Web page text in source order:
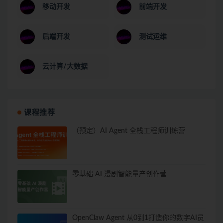
移动开发 前端开发
后端开发 测试运维
云计算/大数据
课程推荐
（预定）AI Agent 全栈工程师训练营
零基础 AI 漫剧智能量产创作营
OpenClaw Agent 从0到1打造你的数字AI员